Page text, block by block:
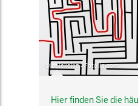
© belekekin - Fotolia.com
Hier finden Sie die